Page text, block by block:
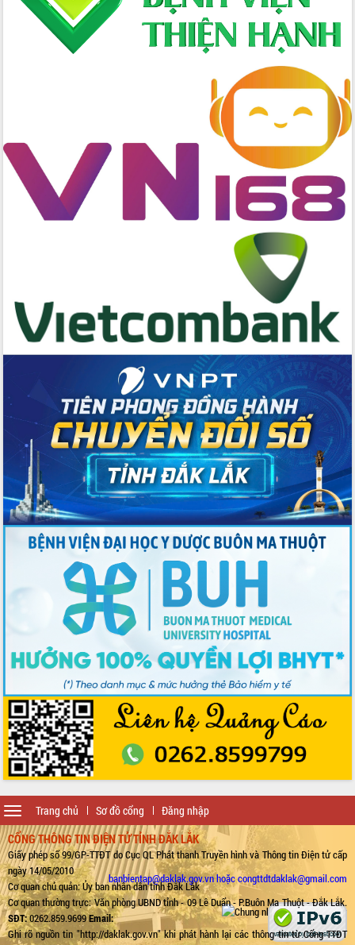
Trang chủ Sơ đồ cổng Đăng nhập
Toggle
navigation
CỔNG THÔNG TIN ĐIỆN TỬ TỈNH ĐẮK LẮK
Giấy phép số 99/GP-TTĐT do Cục QL Phát thanh Truyền hình và Thông tin Điện tử cấp
ngày 14/05/2010
Cơ quan chủ quản: Ủy ban nhân dân tỉnh Đắk Lắk
Cơ quan thường trực: Văn phòng UBND tỉnh - 09 Lê Duẩn - P.Buôn Ma Thuột - Đắk Lắk.
SĐT:0262.859.9699Email:
banbientap@daklak.gov.vn hoặc congttdtdaklak@gmail.com
Ghi rõ nguồn tin "http://daklak.gov.vn" khi phát hành lại các thông tin từ Cổng TTĐT